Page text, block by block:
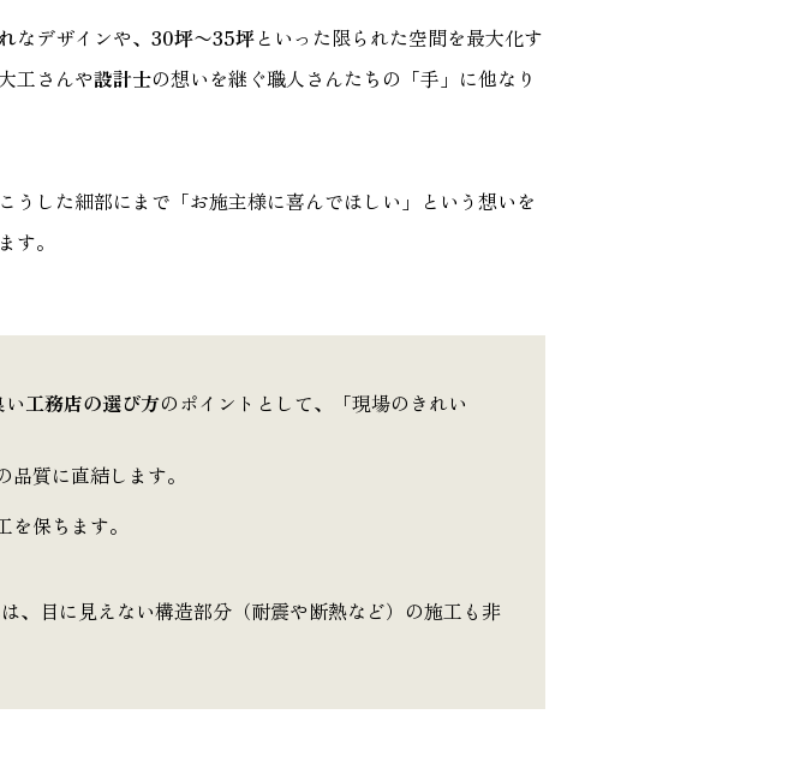
なデザインや、 30坪〜35坪といった限られた空間を最大化す
工さんや設計士の想いを継ぐ職人さんたちの「手」に他なり
した細部にまで「お施主様に喜んでほしい」という想いを
す。
い工務店の選び方のポイントとして、「現場のきれい
質に直結します。
保ちます。
、目に見えない構造部分（耐震や断熱など）の施工も非